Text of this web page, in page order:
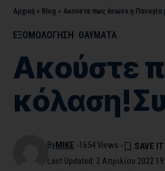
Αρχική » Blog » Ακούστε πως έσωσε η Παναγία
ΕΞΟΜΟΛΟΓΗΣΗ ΘΑΥΜΑΤΑ
Ακούστε
Last Updated: 2 Απριλίου 2022
ByMIKE 1654 Views